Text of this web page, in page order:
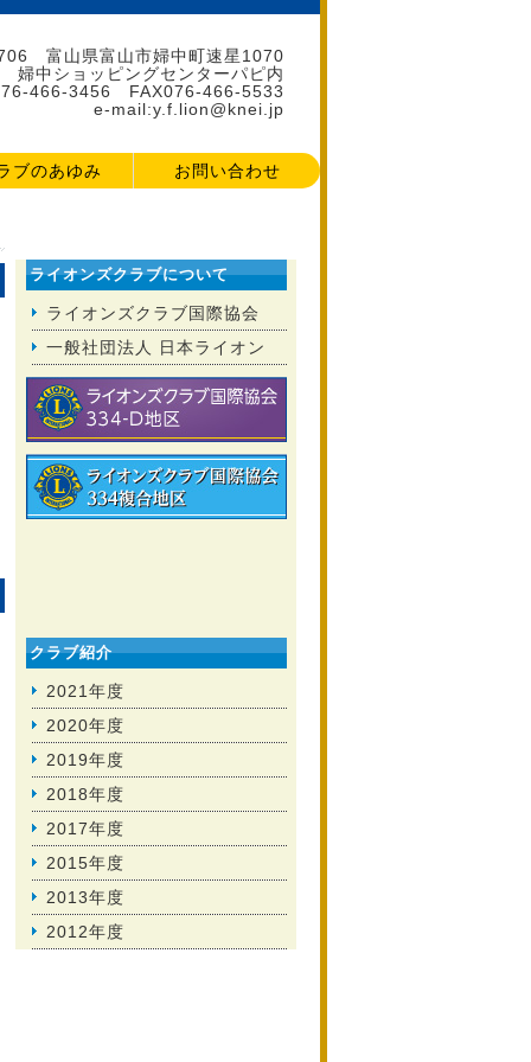
富山県富山市婦中町速星1070
婦中ショッピングセンターパピ内
466-3456 FAX076-466-5533
e-mail:y.f.lion@knei.jp
ブのあゆみ お問い合わせ
ライオンズクラブについて
ライオンズクラブ国際協会
一般社団法人 日本ライオン
クラブ紹介
2021年度
2020年度
2019年度
2018年度
2017年度
2015年度
2013年度
2012年度